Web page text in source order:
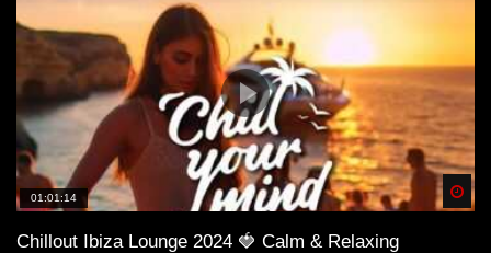
01:01:14
Chillout Ibiza Lounge 2024 🍓 Calm & Relaxing